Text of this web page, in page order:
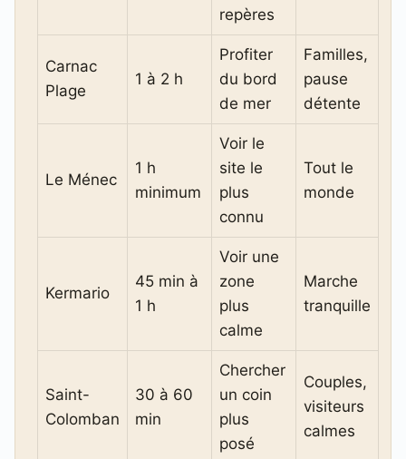
repères
Carnac
Plage
1 à 2 h
Profiter
du bord
de mer
Familles,
pause
détente
Le Ménec
1 h
minimum
Voir le
site le
plus
connu
Tout le
monde
Kermario
45 min à
1 h
Voir une
zone
plus
calme
Marche
tranquille
Saint-
Colomban
30 à 60
min
Chercher
un coin
plus
posé
Couples,
visiteurs
calmes